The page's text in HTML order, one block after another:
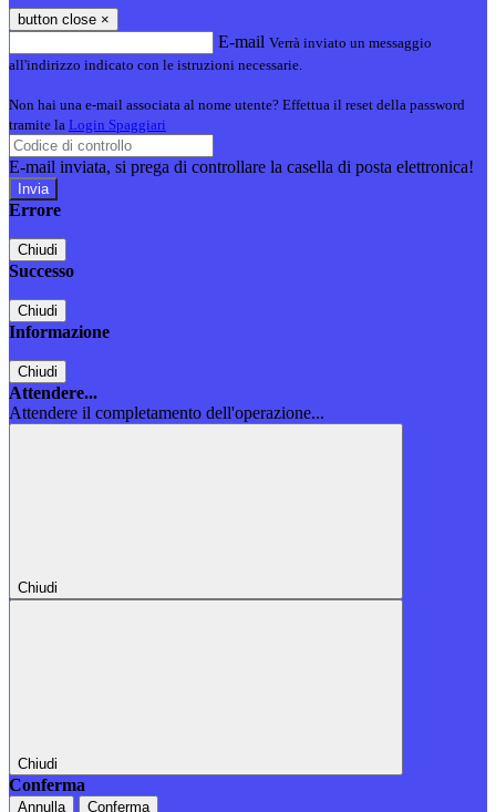
button close ×
E-mail Verrà inviato un messaggio
all'indirizzo indicato con le istruzioni necessarie.
Non hai una e-mail associata al nome utente? Effettua il reset della password
tramite la Login Spaggiari
E-mail inviata, si prega di controllare la casella di posta elettronica!
Errore
Chiudi
Successo
Chiudi
Informazione
Chiudi
Attendere...
Attendere il completamento dell'operazione...
Chiudi
Chiudi
Conferma
Annulla Conferma